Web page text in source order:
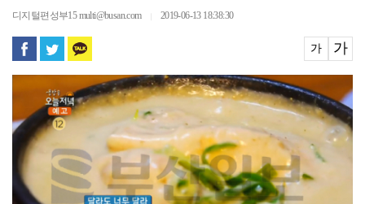
디지털편성부15 multi@busan.com 2019-06-13 18:38:30
가 가